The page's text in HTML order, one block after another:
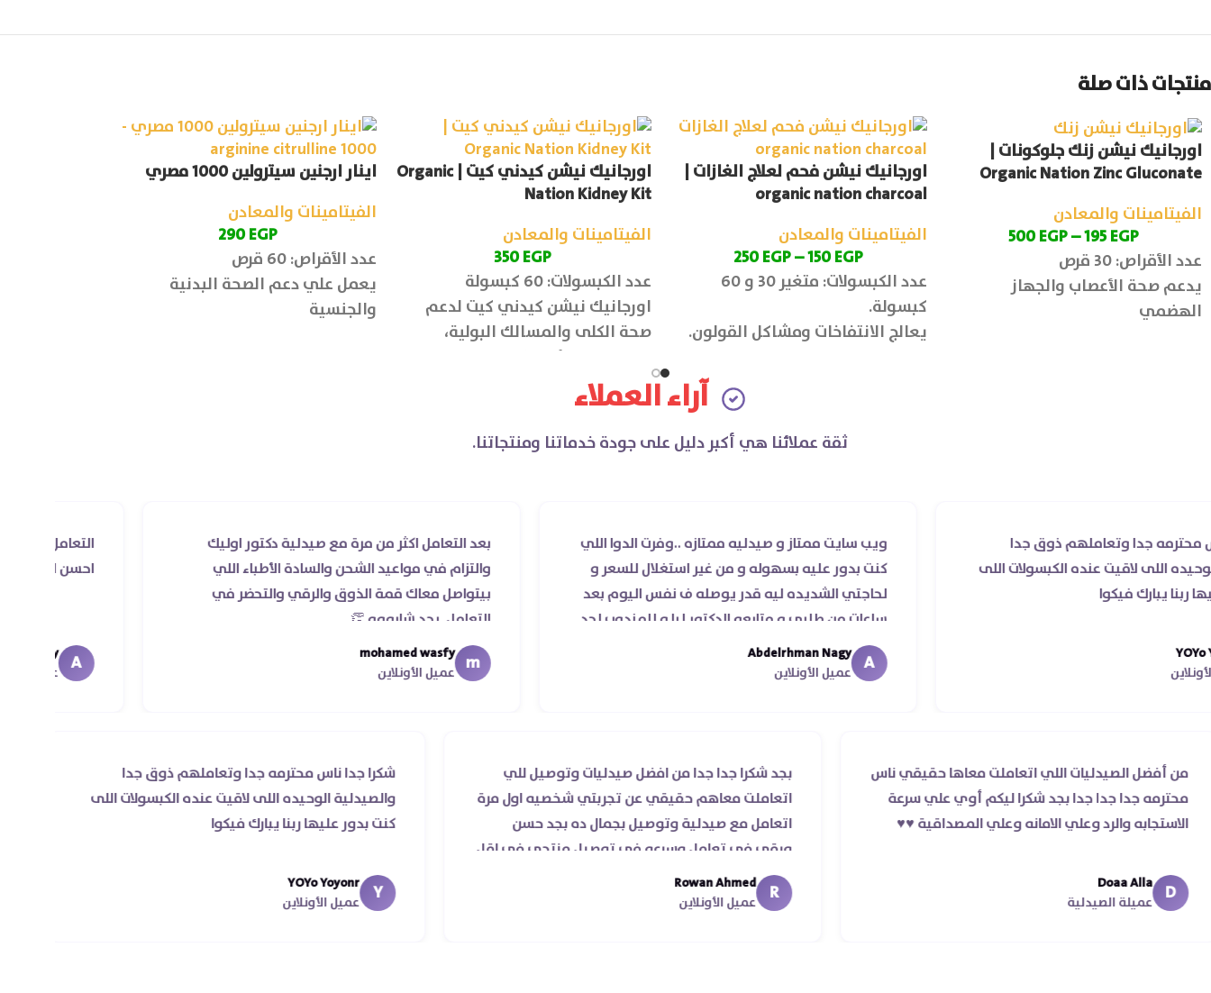
منتجات ذات صلة
اورجانيك نيشن زنك جلوكونات |
Organic Nation Zinc Gluconate
الفيتامينات والمعادن
195EGP
–
500EGP
عدد الأقراص: 30 قرص
يدعم صحة الأعصاب والجهاز
الهضمي
اورجانيك نيشن فحم لعلاج الغازات |
organic nation charcoal
الفيتامينات والمعادن
150EGP
–
250EGP
عدد الكبسولات: متغير 30 و 60
كبسولة.
يعالج الانتفاخات ومشاكل القولون.
اورجانيك نيشن كيدني كيت | Organic
Nation Kidney Kit
الفيتامينات والمعادن
350EGP
عدد الكبسولات: 60 كبسولة
اورجانيك نيشن كيدني كيت لدعم
صحة الكلى والمسالك البولية،
وتحسين وظائف الكلى وتطهير
الجسم من السموم.
اينار ارجنين سيترولين 1000 مصري
الفيتامينات والمعادن
290EGP
عدد الأقراص: 60 قرص
يعمل علي دعم الصحة البدنية
والجنسية
آراء العملاء
ثقة عملائنا هي أكبر دليل على جودة خدماتنا ومنتجاتنا.
وتعاملهم ذوق جدا
لاقيت عنده الكبسولات اللى
فيكوا
ويب سايت ممتاز و صيدليه ممتازه ..وفرت الدوا اللي
كنت بدور عليه بسهوله و من غير استغلال للسعر و
لحاجتي الشديده ليه قدر يوصله ف نفس اليوم بعد
ساعات من طلبي و متابعه الدكتور ليا و للمندوب لحد
ما استلمت بالرغم من انتهاء موعد عمله ..فضل يتابع
معايا لحد ما استلمت ..شكرا جزيلا ليكم
Abdelrhman Nagy
عميل الأونلاين
بعد التعامل اكثر من مرة مع صيدلية دكتور اوليك
والتزام في مواعيد الشحن والسادة الأطباء اللي
بيتواصل معاك قمة الذوق والرقي والتحضر في
التعامل. بجد شابووو 👏‏
mohamed wasfy
عميل الأونلاين
التعامل راقي جدا و
احسن الدكاتره الي
Ahmed Magdy
عميل الأونلاين
من أفضل الصيدليات اللي اتعاملت معاها حقيقي ناس
محترمه جدا جدا جدا بجد شكرا ليكم أوي علي سرعة
الاستجابه والرد وعلي الامانه وعلي المصداقية ♥️♥️‏
D
عميلة الصيدلية
بجد شكرا جدا جدا من افضل صيدليات وتوصيل للي
اتعاملت معاهم حقيقي عن تجربتي شخصيه اول مرة
اتعامل مع صيدلية وتوصيل بجمال ده بجد حسن
ورقي في تعامل وسرعه في توصيل منتجي في اقل
من يومين من اسكندرية للقاهره ..
R
Rowan Ahmed
عميل الأونلاين
شكرا جدا ناس محترمه جدا وتعاملهم ذوق جدا
والصيدلية الوحيده اللى لاقيت عنده الكبسولات اللى
كنت بدور عليها ربنا يبارك فيكوا
Y
YOYo Yoyonr
عميل الأونلاين